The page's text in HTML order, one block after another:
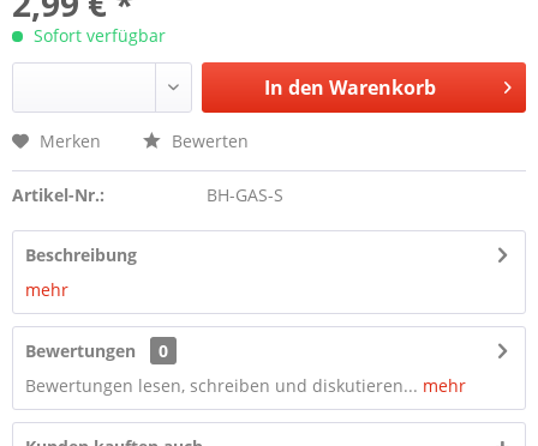
Sofort verfügbar
In den Warenkorb
Merken Bewerten
Artikel-Nr.: BH-GAS-S
Beschreibung
mehr
Bewertungen
0
Bewertungen lesen, schreiben und diskutieren... mehr